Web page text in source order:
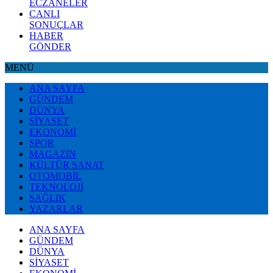
ECZANELER
CANLI
SONUÇLAR
HABER
GÖNDER
MENÜ
ANA SAYFA
GÜNDEM
DÜNYA
SİYASET
EKONOMİ
SPOR
MAGAZİN
KÜLTÜR SANAT
OTOMOBİL
TEKNOLOJİ
SAĞLIK
YAZARLAR
ANA SAYFA
GÜNDEM
DÜNYA
SİYASET